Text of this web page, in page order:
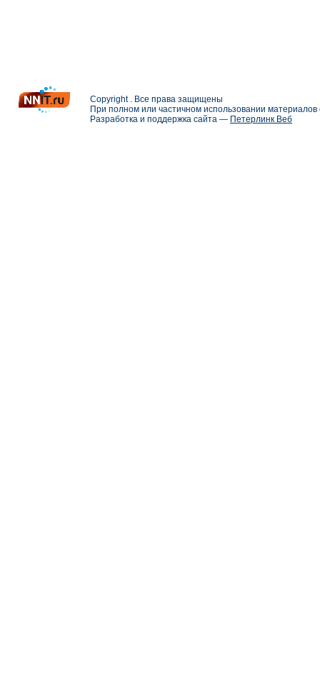
Copyright . Все права защищены
При полном или частичном использовании
Разработка и поддержка сайта — Петерлинк Веб